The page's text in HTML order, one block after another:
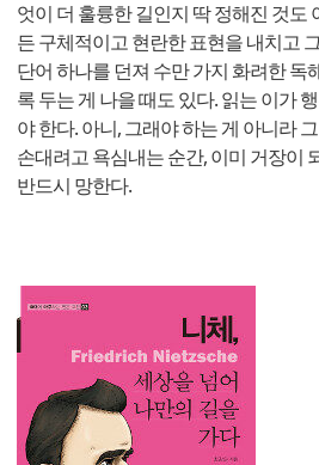
엇이 더 훌륭한 길인지 딱 정해진 것도
든 구체적이고 현란한 표현을 내치고
단어 하나를 던져 수만 가지 화려한 독
록 두는 게 나을 때도 있다. 읽는 이가
야 한다. 아니, 그래야 하는 게 아니라
손대려고 욕심내는 순간, 이미 거장이
반드시 망한다.